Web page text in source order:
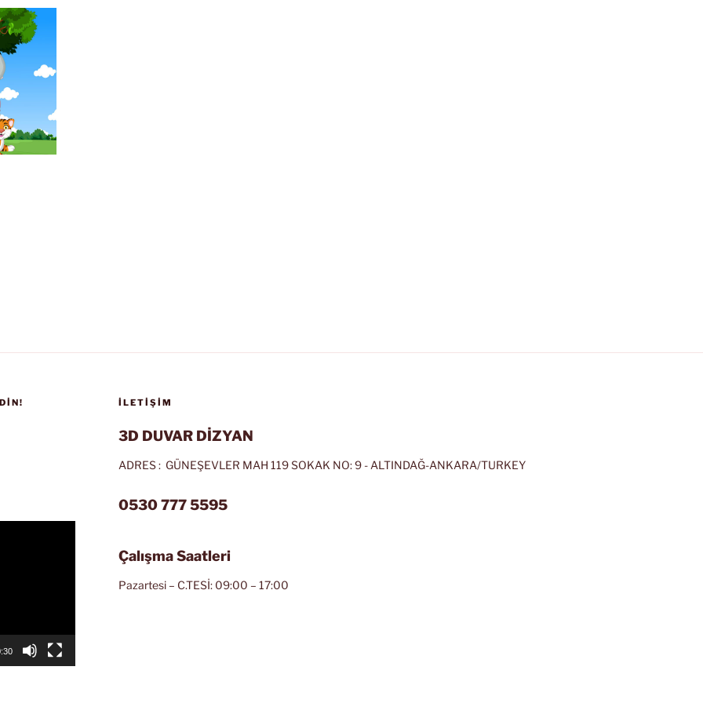
İLETIŞIM
3D DUVAR DİZYAN
ADRES : GÜNEŞEVLER MAH 119 SOKAK NO: 9 - ALTINDAĞ-ANKARA/TURKEY
0530 777 5595
Çalışma Saatleri
Pazartesi – C.TESİ: 09:00 – 17:00